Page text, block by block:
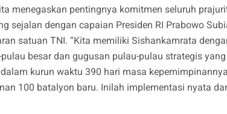
menegaskan pentingnya komitmen seluruh
sejalan dengan capaian Presiden RI Prabowo
satuan TNI. “Kita memiliki Sishankamrata
besar dan gugusan pulau-pulau strategis
kurun waktu 390 hari masa
100 batalyon baru. Inilah implementasi nyata